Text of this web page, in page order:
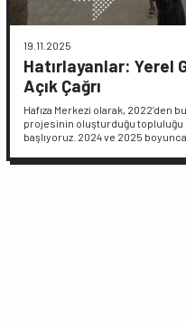
19.11.2025
Hatırlayanlar: Yerel
Açık Çağrı
Hafıza Merkezi olarak, 2022’den
projesinin oluşturduğu topluluğu
başlıyoruz. 2024 ve 2025